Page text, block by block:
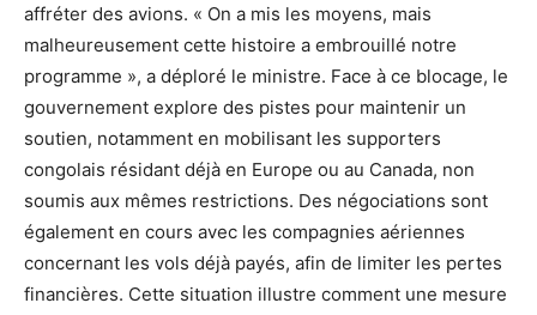
affréter des avions. « On a mis les moyens, mais
malheureusement cette histoire a embrouillé notre
programme », a déploré le ministre. Face à ce blocage, le
gouvernement explore des pistes pour maintenir un
soutien, notamment en mobilisant les supporters
congolais résidant déjà en Europe ou au Canada, non
soumis aux mêmes restrictions. Des négociations sont
également en cours avec les compagnies aériennes
concernant les vols déjà payés, afin de limiter les pertes
financières. Cette situation illustre comment une mesure